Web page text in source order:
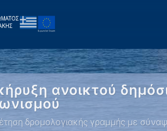
ανοικτού
δρομολογιακής γραμμής με